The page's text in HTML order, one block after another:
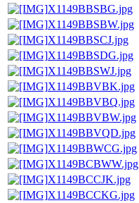
X1149BBSBG.jpg
X1149BBSBW.jpg
X1149BBSCJ.jpg
X1149BBSDG.jpg
X1149BBSWJ.jpg
X1149BBVBK.jpg
X1149BBVBQ.jpg
X1149BBVBW.jpg
X1149BBVQD.jpg
X1149BBWCG.jpg
X1149BCBWW.jpg
X1149BCCJK.jpg
X1149BCCKG.jpg